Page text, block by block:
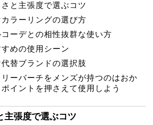
と主張度で選ぶコツ
カラーリングの選び方
ーデとの相性抜群な使い方
めの使用シーン
代替ブランドの選択肢
リーバーチをメンズが持つのはおか
イントを押さえて使用しよう
主張度で選ぶコツ